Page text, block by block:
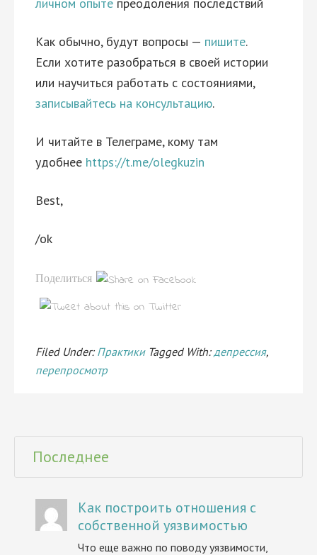
Как обычно, будут вопросы — пишите.
Если хотите разобраться в своей истории
или научиться работать с состояниями,
записывайтесь на консультацию.
И читайте в Телеграме, кому там
удобнее https://t.me/olegkuzin
Best,
/ok
Поделиться
Filed Under: Практики Tagged With:депрессия,
перепросмотр
Последнее
Как построить отношения с
собственной уязвимостью
Что еще важно по поводу уязвимости,